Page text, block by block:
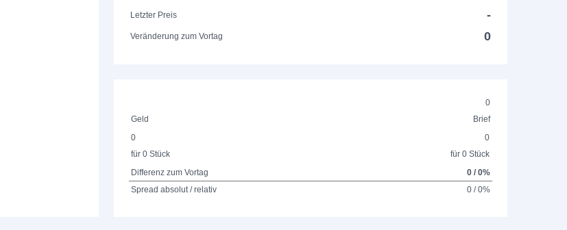
Letzter Preis
-
Veränderung zum Vortag 0
0
Geld
Brief
0
für 0 Stück
0
für 0 Stück
Differenz zum Vortag
0 / 0%
Spread absolut / relativ
0 / 0%